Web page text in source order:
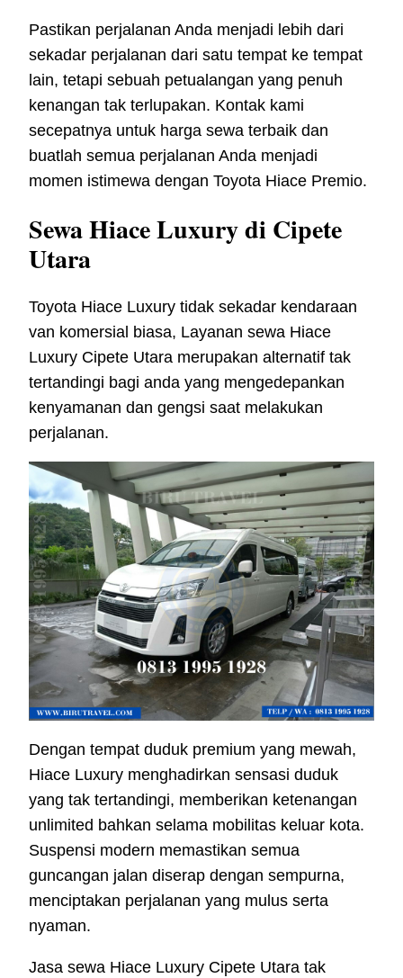
Pastikan perjalanan Anda menjadi lebih dari
sekadar perjalanan dari satu tempat ke tempat
lain, tetapi sebuah petualangan yang penuh
kenangan tak terlupakan. Kontak kami
secepatnya untuk harga sewa terbaik dan
buatlah semua perjalanan Anda menjadi
momen istimewa dengan Toyota Hiace Premio.
Sewa Hiace Luxury di Cipete
Utara
Toyota Hiace Luxury tidak sekadar kendaraan
van komersial biasa, Layanan sewa Hiace
Luxury Cipete Utara merupakan alternatif tak
tertandingi bagi anda yang mengedepankan
kenyamanan dan gengsi saat melakukan
perjalanan.
Dengan tempat duduk premium yang mewah,
Hiace Luxury menghadirkan sensasi duduk
yang tak tertandingi, memberikan ketenangan
unlimited bahkan selama mobilitas keluar kota.
Suspensi modern memastikan semua
guncangan jalan diserap dengan sempurna,
menciptakan perjalanan yang mulus serta
nyaman.
Jasa sewa Hiace Luxury Cipete Utara tak